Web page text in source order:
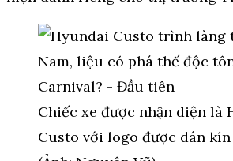
Chiếc xe được nhận diện là
Custo với logo được dán